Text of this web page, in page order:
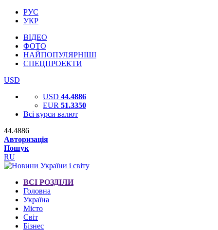
РУС
УКР
ВІДЕО
ФОТО
НАЙПОПУЛЯРНІШІ
СПЕЦПРОЕКТИ
USD
USD 44.4886
EUR 51.3350
Всі курси валют
44.4886
Авторизація
Пошук
RU
ВСІ РОЗДІЛИ
Головна
Україна
Місто
Світ
Бізнес